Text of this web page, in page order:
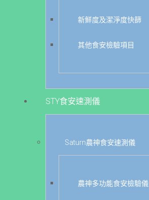
新鮮度及潔淨度快篩
其他食安檢驗項目
STY食安速測儀
Saturn農神食安速測儀
農神多功能食安檢驗儀